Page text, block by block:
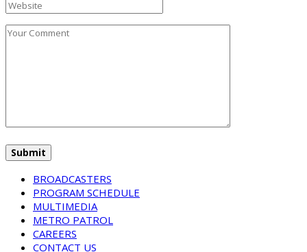
BROADCASTERS
PROGRAM SCHEDULE
MULTIMEDIA
METRO PATROL
CAREERS
CONTACT US